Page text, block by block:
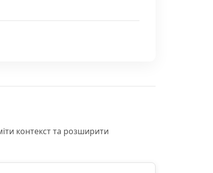
контекст та розширити